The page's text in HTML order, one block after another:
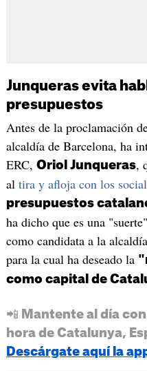
Junqueras evita
presupuestos
Antes de la proclamación
alcaldía de Barcelona, ha
ERC, Oriol Junqueras,
altira y afloja con los
presupuestos
ha dicho que es una
como candidata a la
para la cual ha deseado la
como capital de
📲 Mantente al día
hora de Catalunya,
Descárgate aquí la